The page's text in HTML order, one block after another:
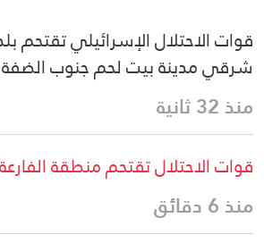
قوات الاحتلال الإسرائيلي تقتحم
شرقي مدينة بيت لحم جنوب الضفة
منذ 32 ثانية
قوات الاحتلال تقتحم منطقة
منذ 6 دقائق